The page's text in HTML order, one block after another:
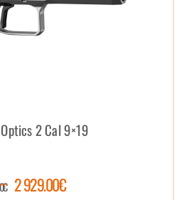
2 Cal 9×19
2 929.00€